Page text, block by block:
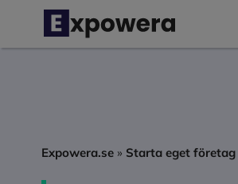
innehåll
Expowera.se » Starta eget företag